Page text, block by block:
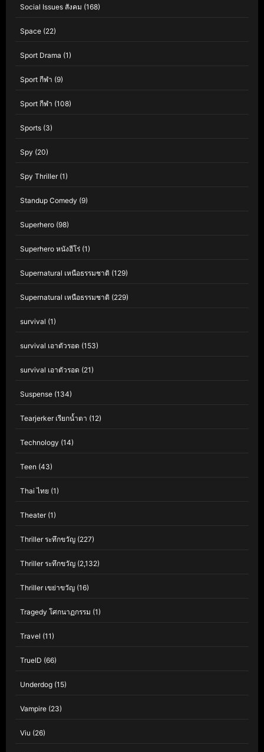
Social Issues สังคม (168)
Space (22)
Sport Drama (1)
Sport กีฬา (9)
Sport กีฬา (108)
Sports (3)
Spy (20)
Spy Thriller(1)
Standup Comedy (9)
Superhero (98)
Superhero หนังฮีโร่ (1)
Supernatural เหนือธรรมชาติ (129)
Supernatural เหนือธรรมชาติ (229)
survival (1)
survival เอาตัวรอด (153)
survival เอาตัวรอด (21)
Suspense (134)
Tearjerker เรียกน้ำตา (12)
Technology (14)
Teen (43)
Thai ไทย (1)
Theater(1)
Thriller ระทึกขวัญ (227)
Thriller ระทึกขวัญ (2,132)
Thriller เขย่าขวัญ (16)
Tragedy โศกนาฏกรรม (1)
Travel (11)
TrueID (66)
Underdog (15)
Vampire (23)
Viu (26)